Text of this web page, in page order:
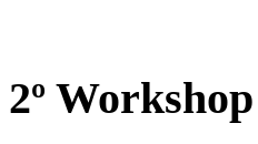
2º